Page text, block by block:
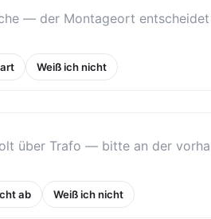
— der Montageort
Weiß ich nicht
über Trafo — bitte an der
ab Weiß ich nicht